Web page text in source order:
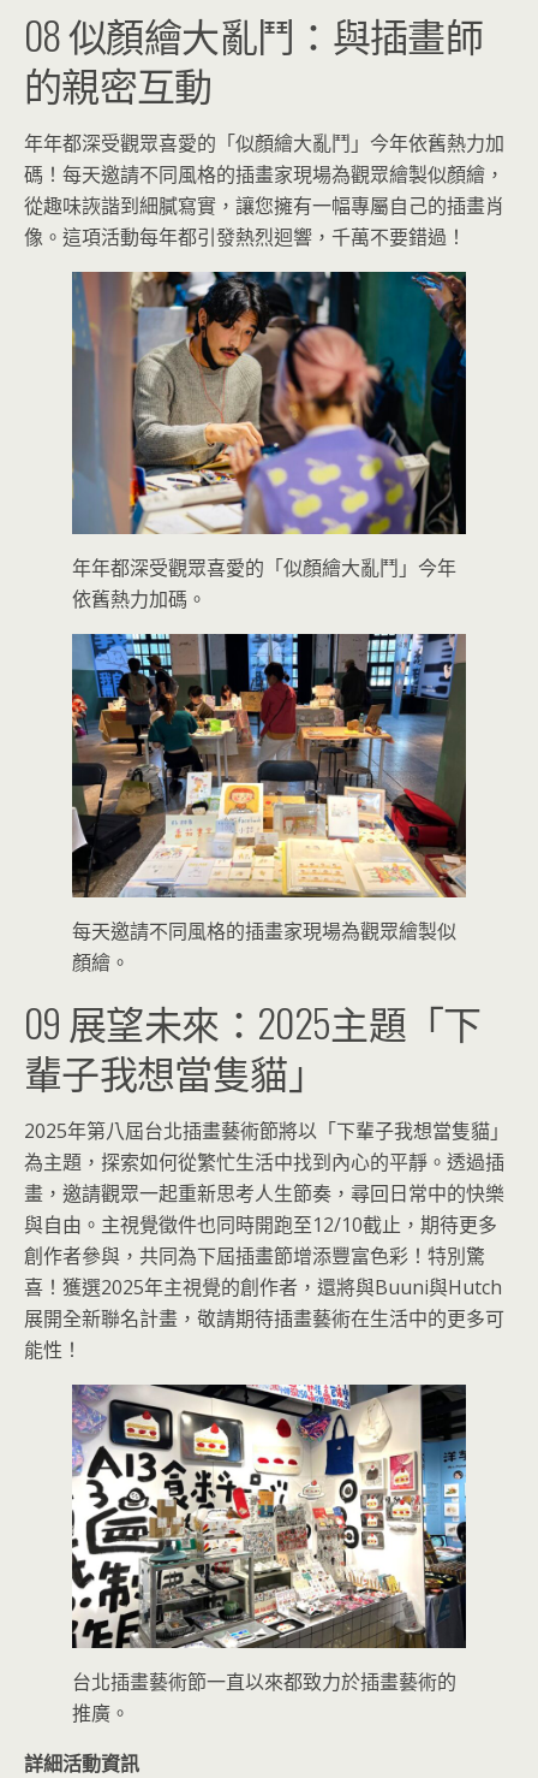
08 似顏繪大亂鬥：與插畫師
的親密互動
年年都深受觀眾喜愛的「似顏繪大亂鬥」今年依舊熱力加
碼！每天邀請不同風格的插畫家現場為觀眾繪製似顏繪，
從趣味詼諧到細膩寫實，讓您擁有一幅專屬自己的插畫肖
像。這項活動每年都引發熱烈迴響，千萬不要錯過！
年年都深受觀眾喜愛的「似顏繪大亂鬥」今年
依舊熱力加碼。
每天邀請不同風格的插畫家現場為觀眾繪製似
顏繪。
09 展望未來：2025主題「下
輩子我想當隻貓」
2025年第八屆台北插畫藝術節將以「下輩子我想當隻貓」
為主題，探索如何從繁忙生活中找到內心的平靜。透過插
畫，邀請觀眾一起重新思考人生節奏，尋回日常中的快樂
與自由。主視覺徵件也同時開跑至12/10截止，期待更多
創作者參與，共同為下屆插畫節增添豐富色彩！特別驚
喜！獲選2025年主視覺的創作者，還將與Buuni與Hutch
展開全新聯名計畫，敬請期待插畫藝術在生活中的更多可
能性！
台北插畫藝術節一直以來都致力於插畫藝術的
推廣。
詳細活動資訊